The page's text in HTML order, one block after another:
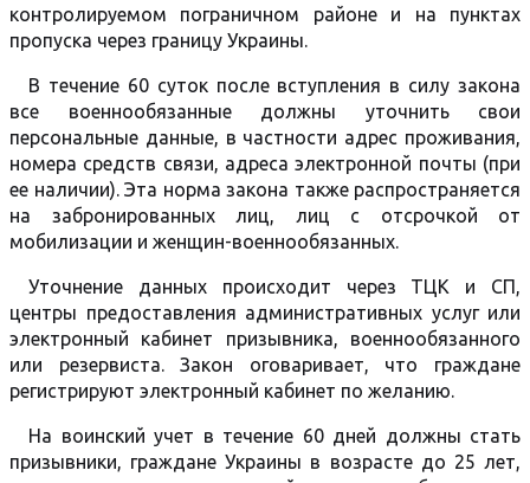
контролируемом пограничном районе и на пунктах
пропуска через границу Украины.
В течение 60 суток после вступления в силу закона
все военнообязанные должны уточнить свои
персональные данные, в частности адрес проживания,
номера средств связи, адреса электронной почты (при
ее наличии). Эта норма закона также распространяется
на забронированных лиц, лиц с отсрочкой от
мобилизации и женщин-военнообязанных.
Уточнение данных происходит через ТЦК и СП,
центры предоставления административных услуг или
электронный кабинет призывника, военнообязанного
или резервиста. Закон оговаривает, что граждане
регистрируют электронный кабинет по желанию.
На воинский учет в течение 60 дней должны стать
призывники, граждане Украины в возрасте до 25 лет,